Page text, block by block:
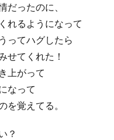
だったのに、
れるようになって
ってハグしたら
せてくれた！
上がって
なって
を覚えてる。
？